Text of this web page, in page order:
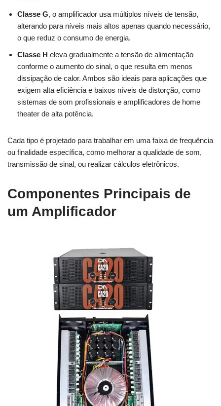
Classe G, o amplificador usa múltiplos níveis de tensão,
alterando para níveis mais altos apenas quando necessário,
o que reduz o consumo de energia.
Classe H eleva gradualmente a tensão de alimentação
conforme o aumento do sinal, o que resulta em menos
dissipação de calor. Ambos são ideais para aplicações que
exigem alta eficiência e baixos níveis de distorção, como
sistemas de som profissionais e amplificadores de home
theater de alta potência.
Cada tipo é projetado para trabalhar em uma faixa de frequência
ou finalidade específica, como melhorar a qualidade de som,
transmissão de sinal, ou realizar cálculos eletrônicos.
Componentes Principais de
um Amplificador